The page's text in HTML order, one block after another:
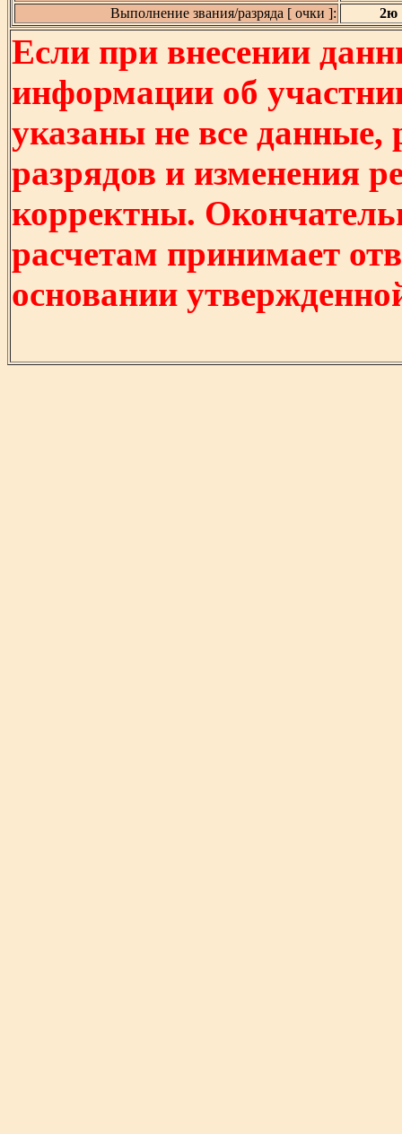
Выполнение звания/разряда [ очки ]:
2ю
Если при внесении
информации об
указаны не все
разрядов и изменения
корректны.
расчетам принимает
основании